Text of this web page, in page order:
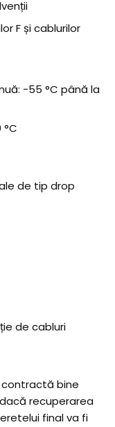
F și cablurilor
−55 °C până la
de tip drop
de cabluri
bine
recuperarea
final va fi